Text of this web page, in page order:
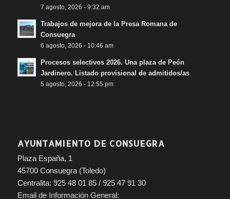
7 agosto, 2026 - 9:32 am
Trabajos de mejora de la Presa Romana de
Consuegra
6 agosto, 2026 - 10:46 am
Procesos selectivos 2026. Una plaza de Peón
Jardinero. Listado provisional de admitidos/as
5 agosto, 2026 - 12:55 pm
AYUNTAMIENTO DE CONSUEGRA
Plaza España, 1
45700 Consuegra (Toledo)
Centralita: 925 48 01 85 / 925 47 91 30
Email de Información General: